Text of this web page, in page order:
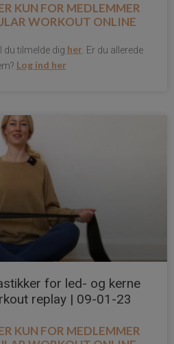
KUN FOR MEDLEMMER
WORKOUT ONLINE
du tilmelde dig her. Er du allerede
Log ind her
for led- og kerne
replay | 09-01-23
KUN FOR MEDLEMMER